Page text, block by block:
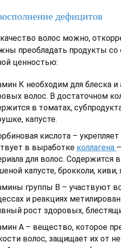
дефицитов
волос можно,
преобладать продукты
ценностью:
К необходим для блеска и
волос. В достаточном
в томатах,
капусте.
кислота –
в выработке коллагена
для волос. Содержится
капусте, брокколи, киви,
группы В – участвуют
и реакциях
рост здоровых,
А – вещество, которое
волос, защищает их от